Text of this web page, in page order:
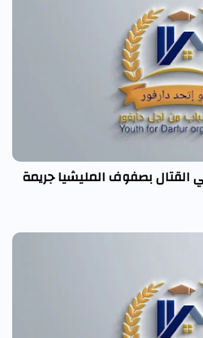
بصفوف المليشيا جريمة